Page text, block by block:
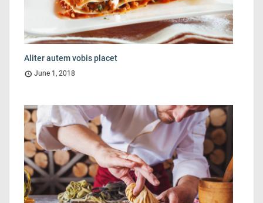
Aliter autem vobis placet
June 1, 2018